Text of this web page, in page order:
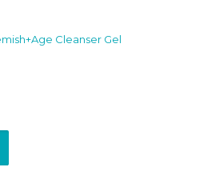
Cleanser Gel